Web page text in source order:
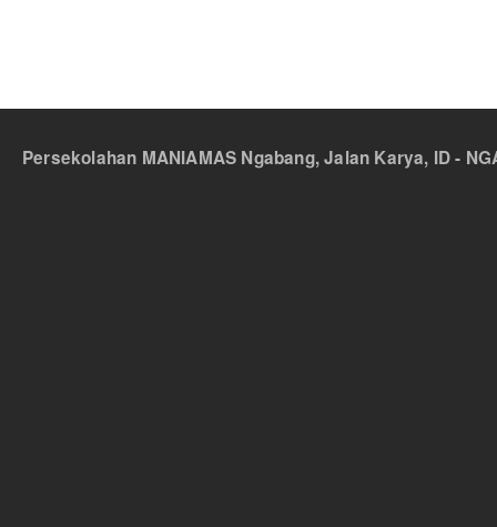
Persekolahan MANIAMAS Ngabang, Jalan Karya, ID -